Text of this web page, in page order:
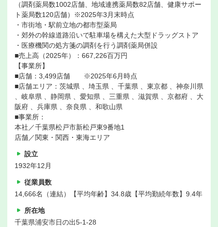
（調剤薬局数1002店舗、地域連携薬局数82店舗、健康サポー
ト薬局数120店舗）※2025年3月末時点
・市街地・駅前立地の都市型薬局
・郊外の幹線道路沿いで駐車場を構えた大型ドラッグストア
・医療機関の処方箋の調剤を行う調剤薬局併設
■売上高（2025年）：667,226百万円
【事業所】
■店舗：3,499店舗 ※2025年6月時点
■店舗エリア：茨城県 、埼玉県 、千葉県 、東京都 、神奈川県
、岐阜県 、静岡県 、愛知県 、三重県 、滋賀県 、京都府 、大
阪府 、兵庫県 、奈良県 、和歌山県
■事業所：
本社／千葉県松戸市新松戸東9番地1
店舗／関東・関西・東海エリア
設立
1932年12月
従業員数
14,666名（連結）【平均年齢】34.8歳【平均勤続年数】9.4年
所在地
千葉県浦安市日の出5-1-28